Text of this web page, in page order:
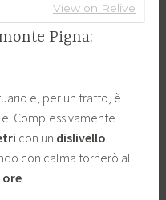
Pigna:
e, per un tratto, è
Complessivamente
con un dislivello
con calma tornerò al
ore.